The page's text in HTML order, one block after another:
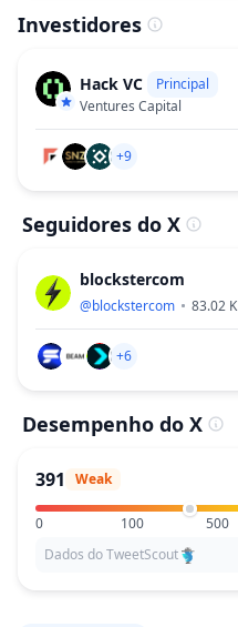
Investidores
Hack VC
Principal
Ventures Capital
+9
Seguidores do X
blockstercom
@blockstercom 83.02 K
+6
Desempenho do X
391 Weak
0 100 500
Dados do TweetScout